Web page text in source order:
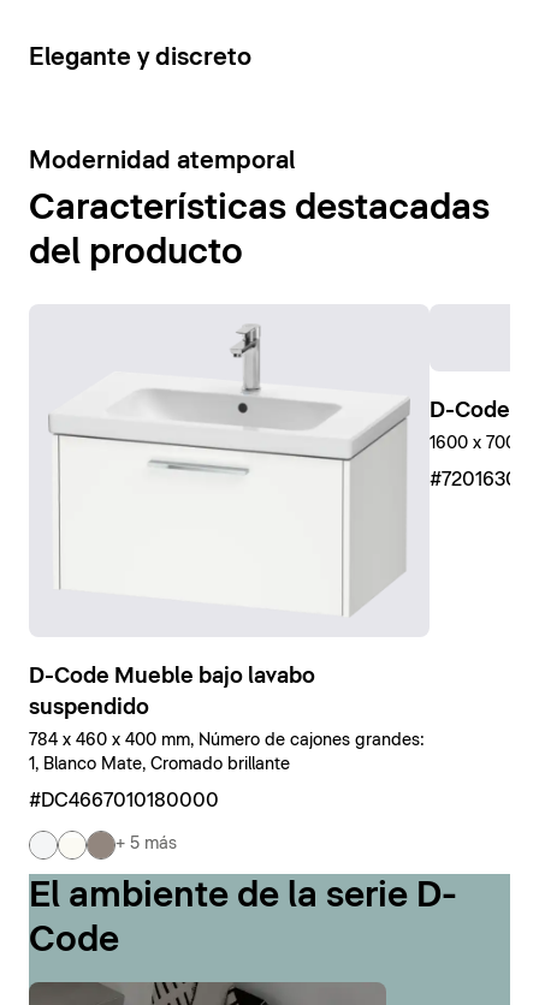
15
Elegante y discreto
10
Modernidad atemporal
Características destacadas
del producto
D-Code Mueble bajo lavabo
suspendido
784 x 460 x 400 mm, Número de cajones grandes:
1, Blanco Mate, Cromado brillante
#DC4667010180000
+ 5 más
D-Code
1600 x 700
El ambiente de la serie D-
Code